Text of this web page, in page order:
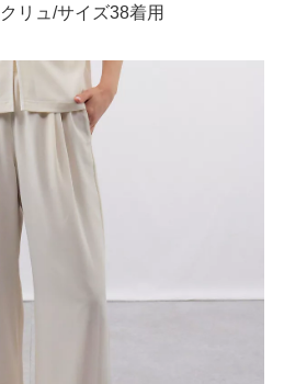
リュ/サイズ38着用